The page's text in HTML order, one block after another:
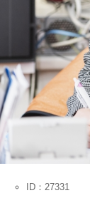
ID：27331